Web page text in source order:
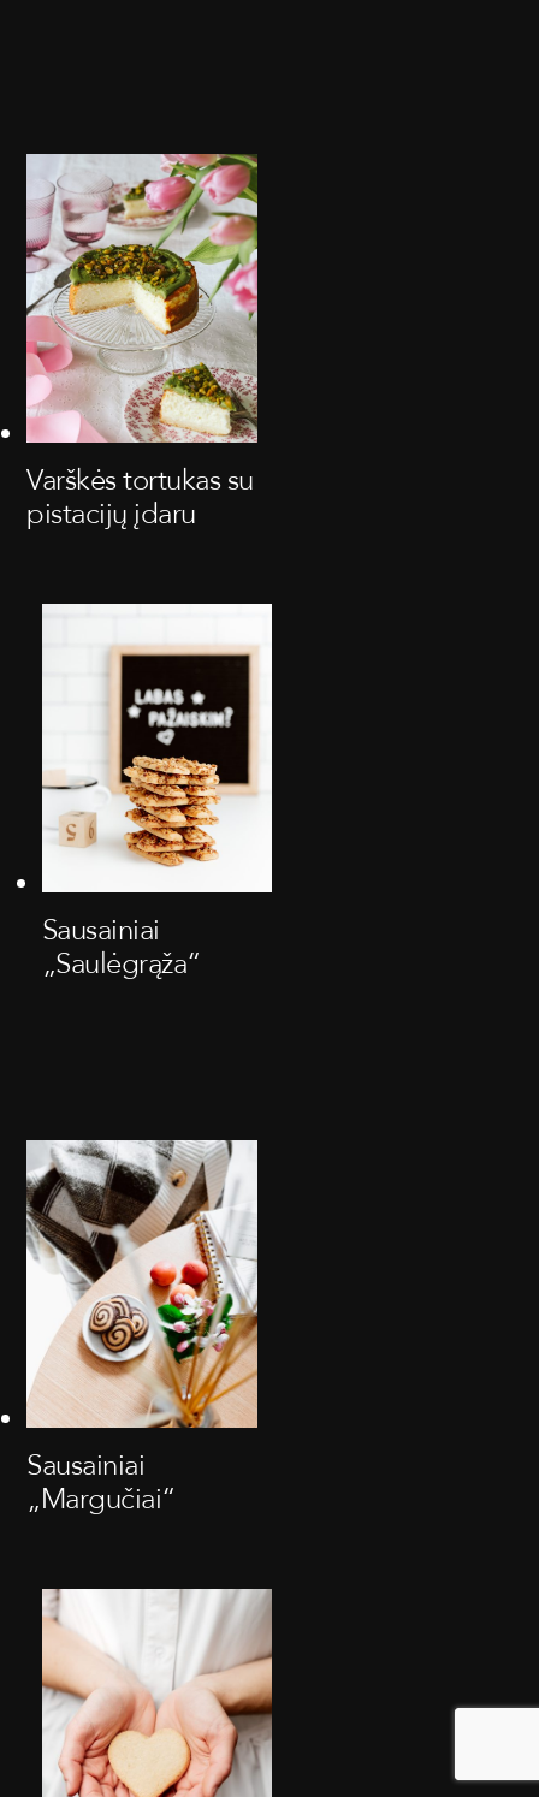
Varškės tortukas su
pistacijų įdaru
Sausainiai
„Saulėgrąža“
Sausainiai
„Margučiai“